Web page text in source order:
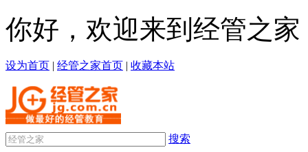
你好，欢迎来到经管之家
设为首页 | 经管之家首页 | 收藏本站
搜索